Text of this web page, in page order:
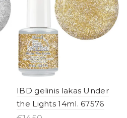
IBD gelinis lakas Under
the Lights 14ml. 67576